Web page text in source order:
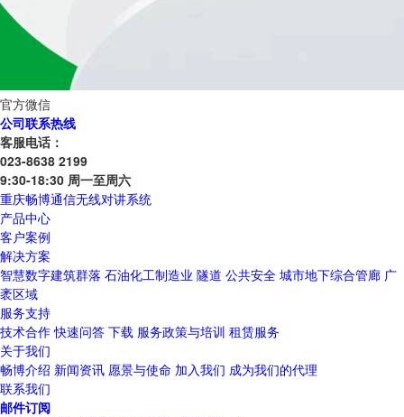
官方微信
公司联系热线
客服电话：
023-8638 2199
9:30-18:30 周一至周六
重庆畅博通信无线对讲系统
产品中心
客户案例
解决方案
智慧数字建筑群落 石油化工制造业 隧道 公共安全 城市地下综合管廊 广
袤区域
服务支持
技术合作 快速问答 下载 服务政策与培训 租赁服务
关于我们
畅博介绍 新闻资讯 愿景与使命 加入我们 成为我们的代理
联系我们
邮件订阅